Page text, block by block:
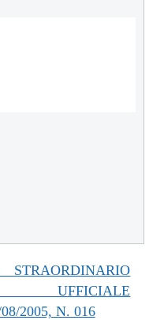
STRAORDINARIO
UFFICIALE
2005, N. 016